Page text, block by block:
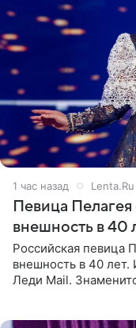
1 час назад Lenta.Ru
Певица
внешность в 40
Российская певица
внешность в 40 лет.
Леди Mail.